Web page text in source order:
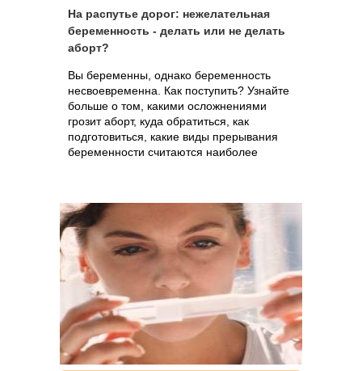
На распутье дорог: нежелательная
беременность - делать или не делать
аборт?
Вы беременны, однако беременность
несвоевременна. Как поступить? Узнайте
больше о том, какими осложнениями
грозит аборт, куда обратиться, как
подготовиться, какие виды прерывания
беременности считаются наиболее